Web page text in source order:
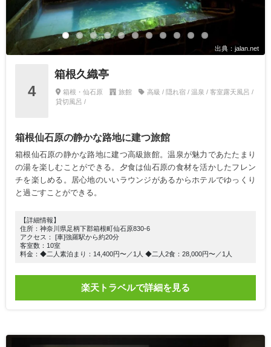
出典：jalan.net
4
箱根久織亭
箱根・仙石原 旅館
高級 / 隠れ宿 / 温泉 / 客室露天風呂 /
貸切風呂 /
箱根仙石原の静かな路地に建つ旅館
箱根仙石原の静かな路地に建つ高級旅館。温泉が魅力であたたまり
の湯を楽しむことができる。夕食は仙石原の食材を活かしたフレン
チを楽しめる。居心地のいいラウンジがあるからホテルでゆっくり
と過ごすことができる。
【詳細情報】
住所：神奈川県足柄下郡箱根町仙石原830-6
アクセス： [車]強羅駅から約20分
客室数：10室
料金：◆二人素泊まり：14,400円〜／1人 ◆二人2食：28,000円〜／1人
楽天トラベルで詳細を見る